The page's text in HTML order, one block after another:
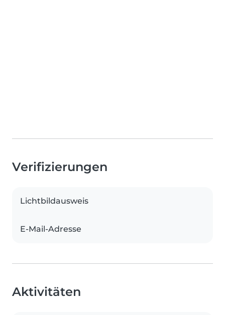
Verifizierungen
Lichtbildausweis
E-Mail-Adresse
Aktivitäten